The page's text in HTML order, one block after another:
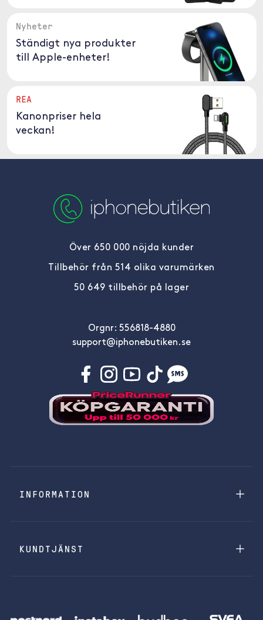
Nyheter
Ständigt nya produkter
till Apple-enheter!
REA
Kanonpriser hela
veckan!
Över 650 000 nöjda kunder
Tillbehör från 514 olika varumärken
50 649 tillbehör på lager
Orgnr: 556818-4880
support@iphonebutiken.se
INFORMATION
KUNDTJÄNST